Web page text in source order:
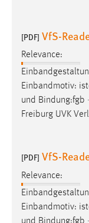
[PDF] VfS-
Relevance:
Einbandmotiv:
und Bindung:fgb
Freiburg UVK
[PDF] VfS-
Relevance:
Einbandmotiv: